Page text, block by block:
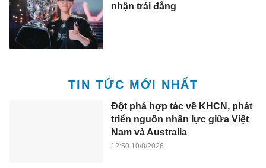
nhận trái đắng
TIN TỨC MỚI NHẤT
Đột phá hợp tác về KHCN, phát
triển nguồn nhân lực giữa Việt
Nam và Australia
12:50 10/8/2026